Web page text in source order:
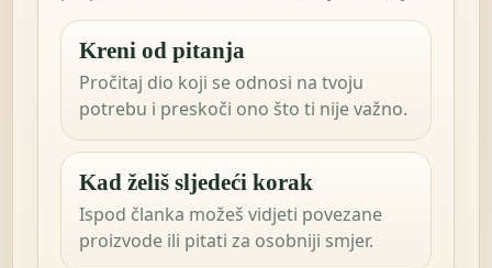
Kreni od pitanja
Pročitaj dio koji se odnosi na tvoju
potrebu i preskoči ono što ti nije važno.
Kad želiš sljedeći korak
Ispod članka možeš vidjeti povezane
proizvode ili pitati za osobniji smjer.